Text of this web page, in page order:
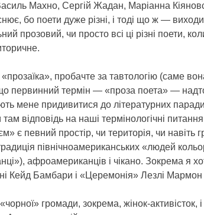
Махно, Сергій Жадан, Маріанна
бо поети дуже різні, і тоді що ж —
прозовий, чи просто всі ці різні поети,
пробачте за тавтологію (саме
первинний термін — «проза поета» —
мене придивитися до літературних
відповідь на наші термінологічні
є певний простір, чи територія, чи навіть
північноамериканських «людей
афроамериканців і чікано. Зокрема я
Кейд Бамбари і «Церемонія» Лезлі Мармон
громади, зокрема, жінок-активісток,